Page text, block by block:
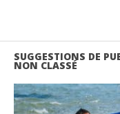
SUGGESTIONS DE
NON CLASSÉ